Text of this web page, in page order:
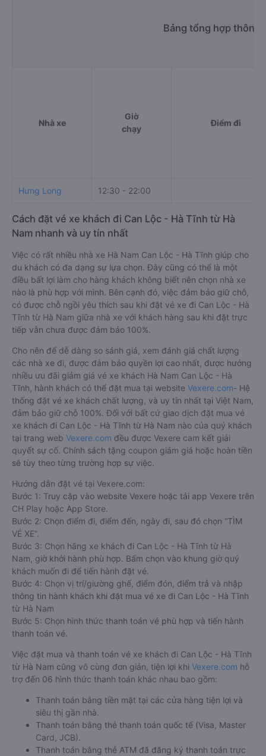
Bảng tổng hợp thông
Nhà xe
Giờ
chạy
Điểm đi
Hưng Long 12:30 - 22:00
Cách đặt vé xe khách đi Can Lộc - Hà Tĩnh từ Hà
Nam nhanh và uy tín nhất
Việc có rất nhiều nhà xe Hà Nam Can Lộc - Hà Tĩnh giúp cho
du khách có đa dạng sự lựa chọn. Đây cũng có thể là một
điều bất lợi làm cho hàng khách không biết nên chọn nhà xe
nào là phù hợp với mình. Bên cạnh đó, việc đảm bảo giữ chỗ,
có được chỗ ngồi yêu thích sau khi đặt vé xe đi Can Lộc - Hà
Tĩnh từ Hà Nam giữa nhà xe với khách hàng sau khi đặt trực
tiếp vẫn chưa được đảm bảo 100%.
Cho nên để dễ dàng so sánh giá, xem đánh giá chất lượng
các nhà xe đi, được đảm bảo quyền lợi cao nhất, được hưởng
nhiều ưu đãi giảm giá vé xe khách Hà Nam Can Lộc - Hà
Tĩnh, hành khách có thể đặt mua tại website Vexere.com- Hệ
thống đặt vé xe khách chất lượng, và uy tín nhất tại Việt Nam,
đảm bảo giữ chỗ 100%. Đối với bất cứ giao dịch đặt mua vé
xe khách đi Can Lộc - Hà Tĩnh từ Hà Nam nào của quý khách
tại trang web Vexere.com đều được Vexere cam kết giải
quyết sự cố. Chính sách tặng coupon giảm giá hoặc hoàn tiền
sẽ tùy theo từng trường hợp sự việc.
Hướng dẫn đặt vé tại Vexere.com:
Bước 1: Truy cập vào website Vexere hoặc tải app Vexere trên
CH Play hoặc App Store.
Bước 2: Chọn điểm đi, điểm đến, ngày đi, sau đó chọn “TÌM
VÉ XE”.
Bước 3: Chọn hãng xe khách đi Can Lộc - Hà Tĩnh từ Hà
Nam, giờ khởi hành phù hợp. Bấm chọn vào khung giờ quý
khách muốn đi để tiến hành đặt vé.
Bước 4: Chọn vị trí/giường ghế, điểm đón, điểm trả và nhập
thông tin hành khách khi đặt mua vé xe đi Can Lộc - Hà Tĩnh
từ Hà Nam
Bước 5: Chọn hình thức thanh toán vé phù hợp và tiến hành
thanh toán vé.
Việc đặt mua và thanh toán vé xe khách đi Can Lộc - Hà Tĩnh
từ Hà Nam cũng vô cùng đơn giản, tiện lợi khi Vexere.com hỗ
trợ đến 06 hình thức thanh toán khác nhau bao gồm:
Thanh toán bằng tiền mặt tại các cửa hàng tiện lợi và
siêu thị gần nhà.
Thanh toán bằng thẻ thanh toán quốc tế (Visa, Master
Card, JCB).
Thanh toán bằng thẻ ATM đã đăng ký thanh toán trực